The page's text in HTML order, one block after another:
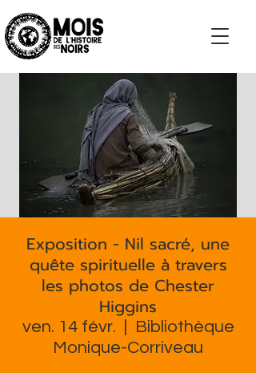
S'impliquer
Exposition - Nil sacré, une
quête spirituelle à travers
les photos de Chester
Higgins
ven. 14 févr.
Bibliothèque
Monique-Corriveau